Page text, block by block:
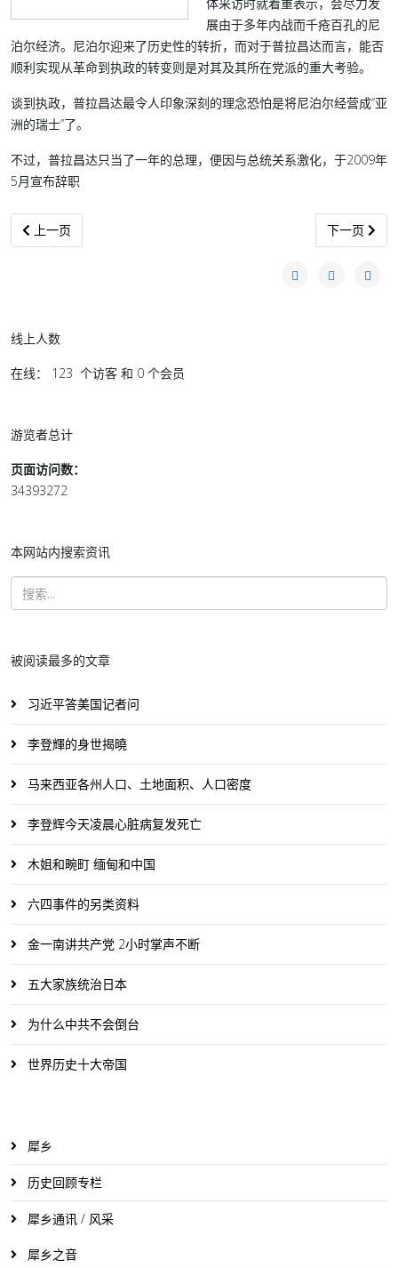
体采访时就着重表示，会尽力发
展由于多年内战而千疮百孔的尼
泊尔经济。尼泊尔迎来了历史性的转折，而对于普拉昌达而言，能否
顺利实现从革命到执政的转变则是对其及其所在党派的重大考验。
谈到执政，普拉昌达最令人印象深刻的理念恐怕是将尼泊尔经营成“亚
洲的瑞士”了。
不过，普拉昌达只当了一年的总理，便因与总统关系激化，于2009年
5月宣布辞职
上一篇文章: 钓虾新知--王伟忠
上一页 下一篇文章:
下一页
线上人数
在线： 123 个访客 和 0 个会员
游览者总计
页面访问数：
34393272
本网站内搜索资讯
被阅读最多的文章
习近平答美国记者问
李登輝的身世揭曉
马来西亚各州人口、土地面积、人口密度
李登辉今天凌晨心脏病复发死亡
木姐和畹町 缅甸和中国
六四事件的另类资料
金一南讲共产党 2小时掌声不断
五大家族统治日本
为什么中共不会倒台
世界历史十大帝国
犀乡
历史回顾专栏
犀乡通讯 / 风采
犀乡之音